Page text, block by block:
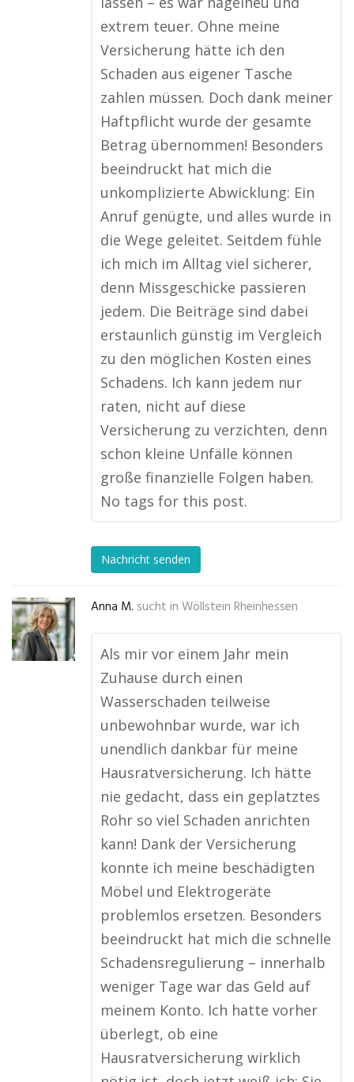
extrem teuer. Ohne meine
Versicherung hätte ich den
Schaden aus eigener Tasche
zahlen müssen. Doch dank meiner
Haftpflicht wurde der gesamte
Betrag übernommen! Besonders
beeindruckt hat mich die
unkomplizierte Abwicklung: Ein
Anruf genügte, und alles wurde in
die Wege geleitet. Seitdem fühle
ich mich im Alltag viel sicherer,
denn Missgeschicke passieren
jedem. Die Beiträge sind dabei
erstaunlich günstig im Vergleich
zu den möglichen Kosten eines
Schadens. Ich kann jedem nur
raten, nicht auf diese
Versicherung zu verzichten, denn
schon kleine Unfälle können
große finanzielle Folgen haben.
No tags for this post.
Nachricht senden
Anna M. sucht in Wöllstein Rheinhessen
Als mir vor einem Jahr mein
Zuhause durch einen
Wasserschaden teilweise
unbewohnbar wurde, war ich
unendlich dankbar für meine
Hausratversicherung. Ich hätte
nie gedacht, dass ein geplatztes
Rohr so viel Schaden anrichten
kann! Dank der Versicherung
konnte ich meine beschädigten
Möbel und Elektrogeräte
problemlos ersetzen. Besonders
beeindruckt hat mich die schnelle
Schadensregulierung – innerhalb
weniger Tage war das Geld auf
meinem Konto. Ich hatte vorher
überlegt, ob eine
Hausratversicherung wirklich